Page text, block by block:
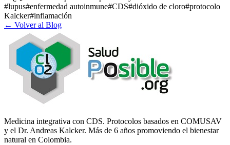
#lupus#enfermedad autoinmune#CDS#dióxido de cloro#protocolo
Kalcker#inflamación
← Volver al Blog
Medicina integrativa con CDS. Protocolos basados en COMUSAV
y el Dr. Andreas Kalcker. Más de 6 años promoviendo el bienestar
natural en Colombia.